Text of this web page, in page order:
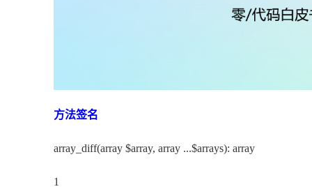
方法签名
array_diff(array $array, array ...$arrays): array
1